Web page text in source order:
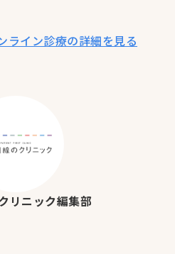
ライン診療の詳細を見る
リニック編集部